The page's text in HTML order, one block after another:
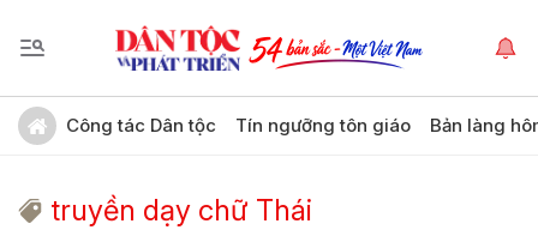
Công tác Dân tộc Tín ngưỡng tôn giáo Bản làng
truyền dạy chữ Thái